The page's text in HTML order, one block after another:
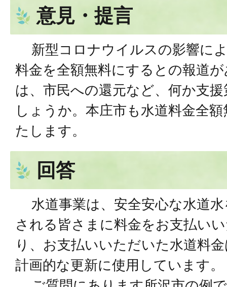
意見・提言
新型コロナウイルスの影響に
料⾦を全額無料にするとの報道
は、市⺠への還元など、何か⽀
しょうか。本庄市も⽔道料⾦全
たします。
回答
⽔道事業は、安全安⼼な⽔道
される皆さまに料⾦をお⽀払い
り、お⽀払いいただいた⽔道料
計画的な更新に使⽤しています。